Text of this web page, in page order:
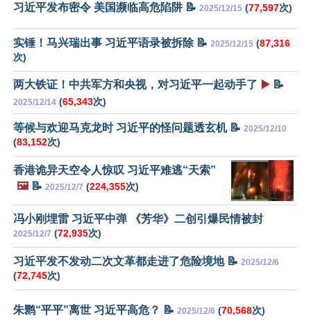
习近平发布密令 美国濒临高危陷阱 📝 2025/12/15 (77,597次)
实锤！马兴瑞出事 习近平语录被拆除 📝 2025/12/15 (87,316
次)
两大铁证！中共军方和央视，对习近平一起动手了 ▶️ 📝
2025/12/14 (65,343次)
等候与欢迎马克龙时 习近平的怪问题透玄机 📝 2025/12/10
(83,152次)
香港诡异天空令人惊叹 习近平难逃“天索”
🖼️📝 2025/12/7 (224,355次)
冯小刚埋雷 习近平中弹 《芳华》二创引爆民情被封
2025/12/7 (72,935次)
习近平发不发动二次文革都走进了危险境地 📝 2025/12/6
(72,745次)
朱鹮“平平”离世 习近平高危？ 📝 2025/12/6 (70,568次)